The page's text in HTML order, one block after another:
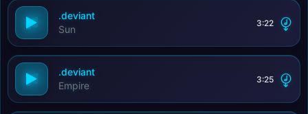
.deviant
Sun
3:22
.deviant
Empire
3:25